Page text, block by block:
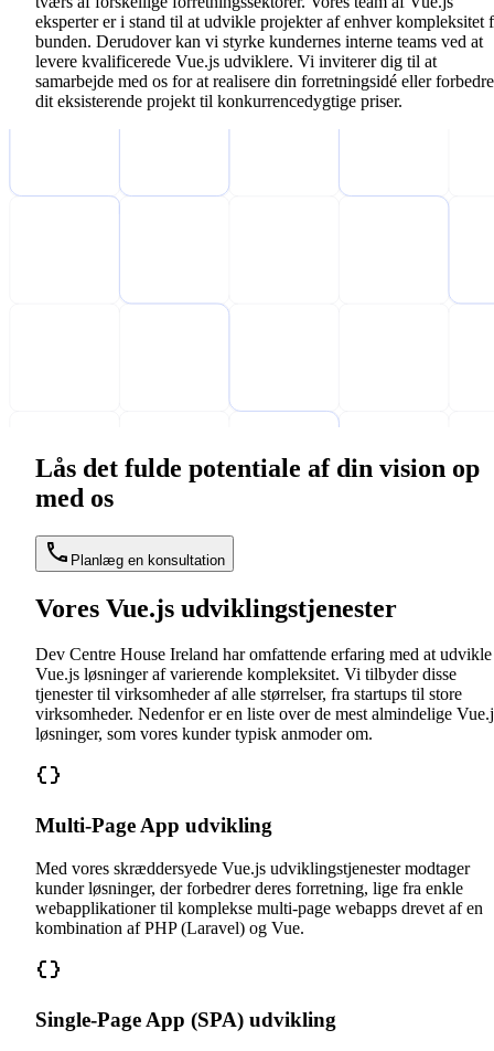
eksperter er i stand til at udvikle projekter af enhver kompleksitet
bunden. Derudover kan vi styrke kundernes interne teams ved at
levere kvalificerede Vue.js udviklere. Vi inviterer dig til at
samarbejde med os for at realisere din forretningsidé eller forbedre
dit eksisterende projekt til konkurrencedygtige priser.
Lås det fulde potentiale af din vision op
med os
Planlæg en konsultation
Vores Vue.js udviklingstjenester
Dev Centre House Ireland har omfattende erfaring med at udvikle
Vue.js løsninger af varierende kompleksitet. Vi tilbyder disse
tjenester til virksomheder af alle størrelser, fra startups til store
virksomheder. Nedenfor er en liste over de mest almindelige
løsninger, som vores kunder typisk anmoder om.
Multi-Page App udvikling
Med vores skræddersyede Vue.js udviklingstjenester modtager
kunder løsninger, der forbedrer deres forretning, lige fra enkle
webapplikationer til komplekse multi-page webapps drevet af en
kombination af PHP (Laravel) og Vue.
Single-Page App (SPA) udvikling